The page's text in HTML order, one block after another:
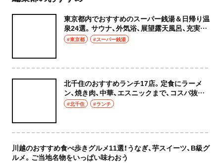
東京都内でおすすめのスーパー銭湯＆日帰り温
泉24選。サウナ、外気浴、展望露天風呂、充実の
癒やし空間へ
#東京都 #スーパー銭湯
北千住のおすすめランチ17店。定食にラーメ
ン、焼き肉、中華、エスニックまで、コスパ抜群
な店もおしゃれな店も網羅してご紹介！
#北千住 #ランチ
川越のおすすめ食べ歩きグルメ11選！うなぎ、芋スイーツ、B級グ
ルメ。ご当地名物をいっぱい味わおう